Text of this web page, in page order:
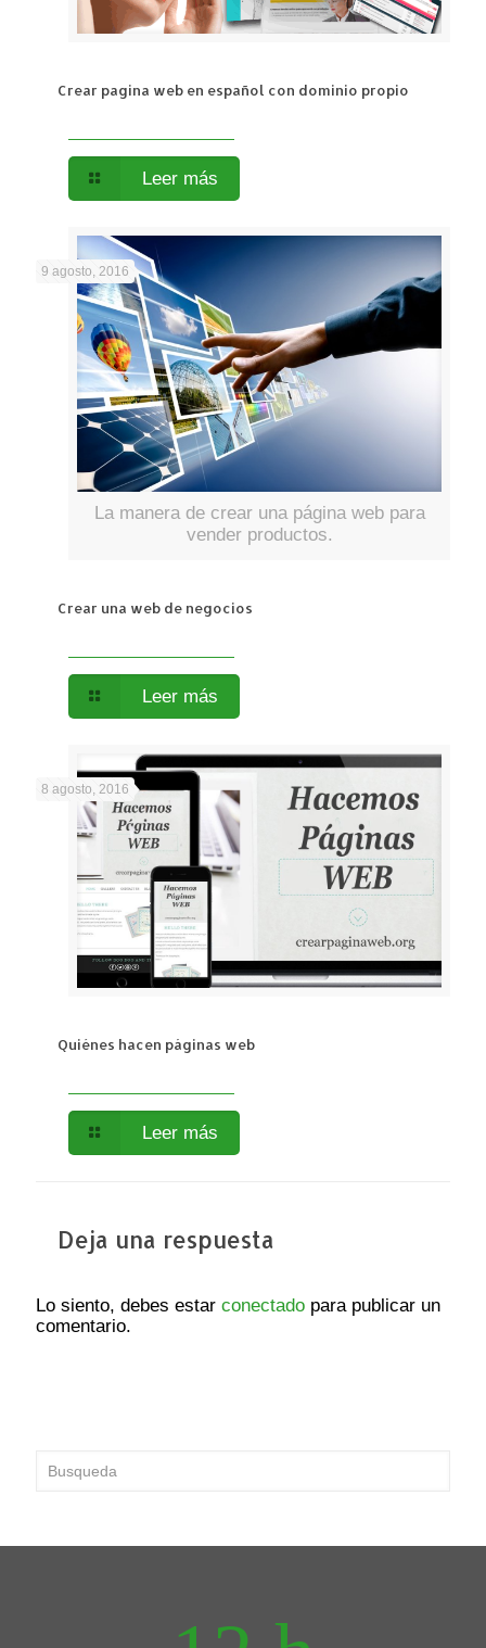
Crear pagina web en español con dominio propio
Leer más
La manera de crear una página web para
vender productos.
9 agosto, 2016
Crear una web de negocios
Leer más
8 agosto, 2016
Quiénes hacen páginas web
Leer más
Deja una respuesta
Lo siento, debes estar conectado para publicar un
comentario.